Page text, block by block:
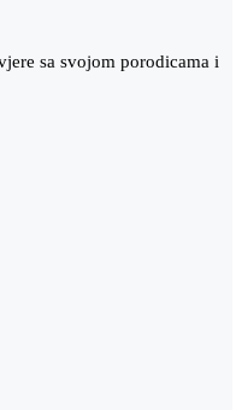
sa svojom porodicama i